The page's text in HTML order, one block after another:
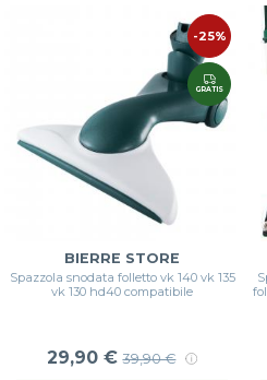
-25%
GRATIS
BIERRE STORE
Spazzola snodata folletto vk 140 vk 135
vk 130 hd40 compatibile
29,90 € 39,90 €